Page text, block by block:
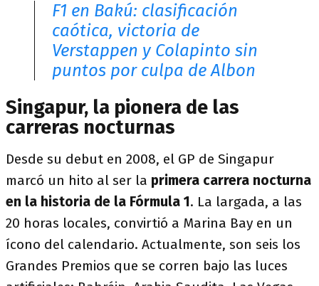
F1 en Bakú: clasificación
caótica, victoria de
Verstappen y Colapinto sin
puntos por culpa de Albon
Singapur, la pionera de las
carreras nocturnas
Desde su debut en 2008, el GP de Singapur
marcó un hito al ser la primera carrera nocturna
en la historia de la Fórmula 1. La largada, a las
20 horas locales, convirtió a Marina Bay en un
ícono del calendario. Actualmente, son seis los
Grandes Premios que se corren bajo las luces